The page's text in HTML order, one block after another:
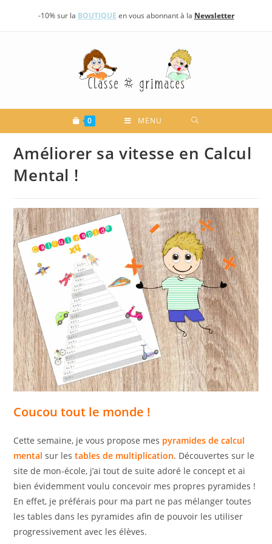
-10% sur la BOUTIQUE en vous abonnant à la Newsletter
0 MENU
Améliorer sa vitesse en Calcul
Mental !
Coucou tout le monde !
Cette semaine, je vous propose mes pyramides de calcul
mental sur lestables de multiplication. Découvertes sur le
site de mon-école, j’ai tout de suite adoré le concept et ai
bien évidemment voulu concevoir mes propres pyramides !
En effet, je préférais pour ma part ne pas mélanger toutes
les tables dans les pyramides afin de pouvoir les utiliser
progressivement avec les élèves.